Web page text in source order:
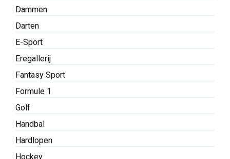
Dammen
Darten
E-Sport
Eregallerij
Fantasy Sport
Formule 1
Golf
Handbal
Hardlopen
Hockey